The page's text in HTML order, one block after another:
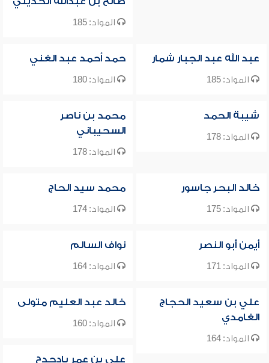
المواد: 185
عبد الله عبد الجبار شمار
المواد: 185
حمد أحمد عبد الغني
المواد: 180
شيبة الحمد
المواد: 178
محمد بن ناصر
السحيباني
المواد: 178
خالد البحر جاسور
المواد: 175
محمد سيد الحاج
المواد: 174
أيمن أبو النصر
المواد: 171
نواف السالم
المواد: 164
علي بن سعيد الحجاج
الغامدي
المواد: 164
خالد عبد العليم متولى
المواد: 160
علي بن عمر بادحدح